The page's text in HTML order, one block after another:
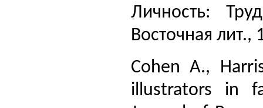
Личность:
Восточная лит.,
Cohen A.,
illustrators in